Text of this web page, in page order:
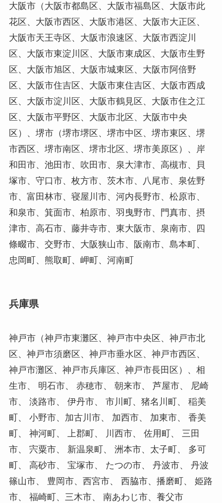
大阪市（大阪市都島区、大阪市福島区、大阪市此
花区、大阪市西区、大阪市港区、大阪市大正区、
大阪市天王寺区、大阪市浪速区、大阪市西淀川
区、大阪市東淀川区、大阪市東成区、大阪市生野
区、大阪市旭区、大阪市城東区、大阪市阿倍野
区、大阪市住吉区、大阪市東住吉区、大阪市西成
区、大阪市淀川区、大阪市鶴見区、大阪市住之江
区、大阪市平野区、大阪市北区、大阪市中央
区）、堺市（堺市堺区、堺市中区、堺市東区、堺
市西区、堺市南区、堺市北区、堺市美原区）、岸
和田市、池田市、吹田市、泉大津市、高槻市、貝
塚市、守口市、枚方市、茨木市、八尾市、泉佐野
市、富田林市、寝屋川市、河内長野市、松原市、
和泉市、箕面市、柏原市、羽曳野市、門真市、摂
津市、高石市、藤井寺市、東大阪市、泉南市、四
條畷市、交野市、大阪狭山市、阪南市、島本町、
忠岡町、熊取町、岬町、河南町
兵庫県
神戸市（神戸市東灘区、神戸市中央区、神戸市北
区、神戸市須磨区、神戸市垂水区、神戸市西区、
神戸市灘区、神戸市兵庫区、神戸市長田区）、相
生市、 明石市、 赤穂市、 朝来市、 芦屋市、 尼崎
市、 淡路市、 伊丹市、 市川町、猪名川町、 稲美
町、 小野市、加古川市、 加西市、 加東市、 香美
町、 神河町、 上郡町、 川西市、 佐用町、 三田
市、 宍粟市、 新温泉町、 洲本市、太子町、 多可
町、 高砂市、 宝塚市、 たつの市、 丹波市、 丹波
篠山市、 豊岡市、西宮市、 西脇市、播磨町、 姫路
市、 福崎町、三木市、 南あわじ市、養父市